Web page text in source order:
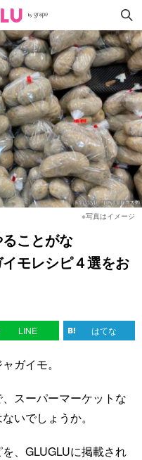
※写真はイメージ
ことがな
モレシピ４選をお
LINE はてな
ガイモ。
スーパーマーケットな
いでしょうか。
、GLUGLUに掲載され